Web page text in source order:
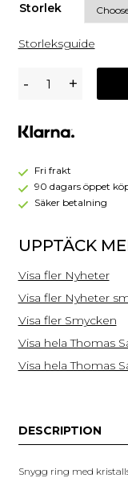
Storlek
Storleksguide
Sabo
Silver
TR2475-
14
- +
Fri frakt
90 dagars öppet
Säker betalning
UPPTÄCK
Visa fler Nyheter
Visa fler Nyheter
Visa fler Smycken
Visa hela Thomas
Visa hela Thomas
DESCRIPTION
Snygg ring med